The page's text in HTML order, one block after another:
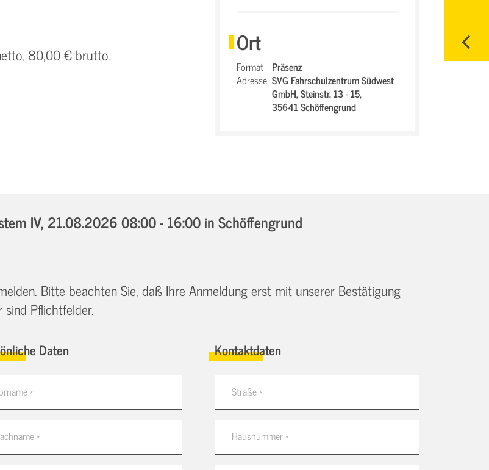
80,00 € brutto. Ort
Format Präsenz
Adresse SVG Fahrschulzentrum Südwest
GmbH,Steinstr. 13 - 15,
35641 Schöffengrund
IV, 21.08.2026 08:00 - 16:00in Schöffengrund
Bitte beachten Sie, daß Ihre Anmeldung erst mit unserer Bestätigung
Pflichtfelder.
Daten Kontaktdaten